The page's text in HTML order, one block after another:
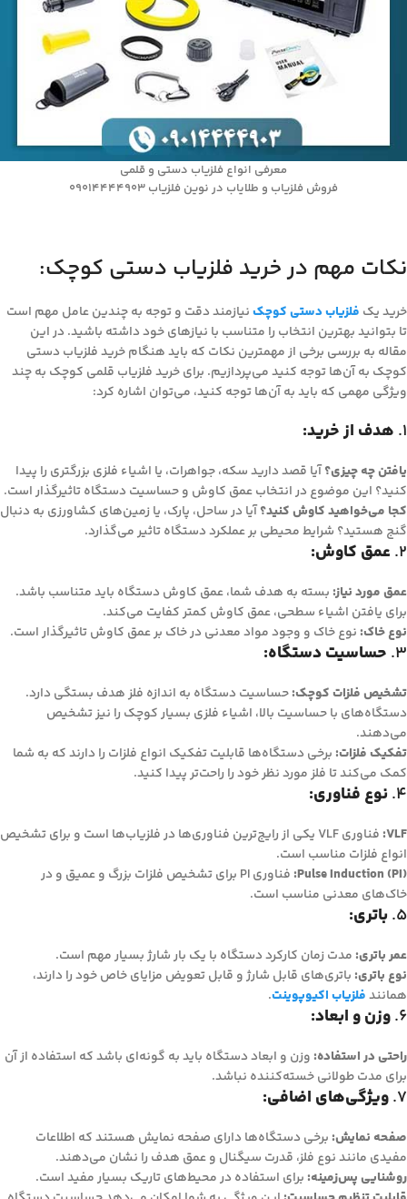
معرفی انواع فلزیاب دستی و قلمی
فروش فلزیاب و طلایاب در نوین فلزیاب 09014444903
نکات مهم در خرید فلزیاب دستی کوچک:
خرید یک فلزیاب دستی کوچکنیازمند دقت و توجه به چندین عامل مهم است
تا بتوانید بهترین انتخاب را متناسب با نیازهای خود داشته باشید. در این
مقاله به بررسی برخی از مهمترین نکات که باید هنگام خرید فلزیاب دستی
کوچک به آن‌ها توجه کنید می‌پردازیم. برای خرید فلزیاب قلمی کوچک به چند
ویژگی مهمی که باید به آن‌ها توجه کنید، می‌توان اشاره کرد:
1. هدف از خرید:
یافتن چه چیزی؟آیا قصد دارید سکه، جواهرات، یا اشیاء فلزی بزرگتری را پیدا
کنید؟ این موضوع در انتخاب عمق کاوش و حساسیت دستگاه تاثیرگذار است.
کجا می‌خواهید کاوش کنید؟آیا در ساحل، پارک، یا زمین‌های کشاورزی به دنبال
گنج هستید؟ شرایط محیطی بر عملکرد دستگاه تاثیر می‌گذارد.
2. عمق کاوش:
عمق مورد نیاز: بسته به هدف شما، عمق کاوش دستگاه باید متناسب باشد.
برای یافتن اشیاء سطحی، عمق کاوش کمتر کفایت می‌کند.
نوع خاک: نوع خاک و وجود مواد معدنی در خاک بر عمق کاوش تاثیرگذار است.
3. حساسیت دستگاه:
تشخیص فلزات کوچک:حساسیت دستگاه به اندازه فلز هدف بستگی دارد.
دستگاه‌های با حساسیت بالا، اشیاء فلزی بسیار کوچک را نیز تشخیص
می‌دهند.
تفکیک فلزات: برخی دستگاه‌ها قابلیت تفکیک انواع فلزات را دارند که به شما
کمک می‌کند تا فلز مورد نظر خود را راحت‌تر پیدا کنید.
4. نوع فناوری:
VLF:
فناوری VLF یکی از رایج‌ترین فناوری‌ها در فلزیاب‌ها است و برای تشخیص
انواع فلزات مناسب است.
Pulse Induction (PI):
فناوری PI برای تشخیص فلزات بزرگ و عمیق و در
خاک‌های معدنی مناسب است.
5. باتری:
عمر باتری: مدت زمان کارکرد دستگاه با یک بار شارژ بسیار مهم است.
نوع باتری: باتری‌های قابل شارژ و قابل تعویض مزایای خاص خود را دارند،
همانندفلزیاب اکیوپوینت.
6. وزن و ابعاد:
راحتی در استفاده: وزن و ابعاد دستگاه باید به گونه‌ای باشد که استفاده از آن
برای مدت طولانی خسته‌کننده نباشد.
7. ویژگی‌های اضافی:
صفحه نمایش: برخی دستگاه‌ها دارای صفحه نمایش هستند که اطلاعات
مفیدی مانند نوع فلز، قدرت سیگنال و عمق هدف را نشان می‌دهند.
روشنایی پس‌زمینه: برای استفاده در محیط‌های تاریک بسیار مفید است.